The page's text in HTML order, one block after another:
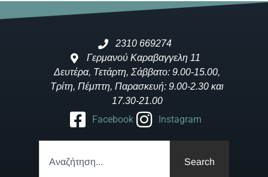
2310 669274
Γερμανού Καραβαγγελη 11
Δευτέρα, Τετάρτη, Σάββατο: 9.00-15.00,
Τρίτη, Πέμπτη, Παρασκευή: 9.00-2.30 και
17.30-21.00
Facebook Instagram
Search